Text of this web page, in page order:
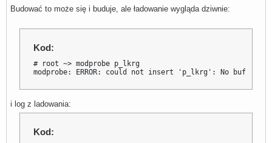
Budować to może się i buduje, ale ładowanie wygląda dziwnie:
Kod:
# root ~> modprobe p_lkrg
modprobe: ERROR: could not insert 'p_lkrg': No buffer
i log z ladowania:
Kod: